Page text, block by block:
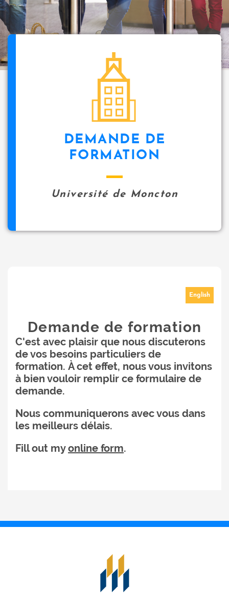
i
p
a
l
DEMANDE DE
FORMATION
Université de Moncton
English
Demande de formation
C'est avec plaisir que nous discuterons
de vos besoins particuliers de
formation. À cet effet, nous vous invitons
à bien vouloir remplir ce formulaire de
demande.
Nous communiquerons avec vous dans
les meilleurs délais.
Fill out myonline form.